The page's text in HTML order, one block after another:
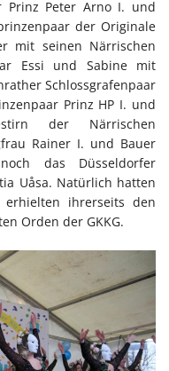
Prinz Peter Arno I. und
der Originale
mit seinen Närrischen
Essi und Sabine mit
Schlossgrafenpaar
Prinz HP I. und
der Närrischen
Rainer I. und Bauer
das Düsseldorfer
Uåsa. Natürlich hatten
ihrerseits den
Orden der GKKG.